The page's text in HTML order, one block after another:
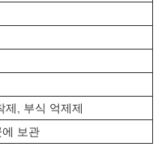
제, 부식 억제제
보관